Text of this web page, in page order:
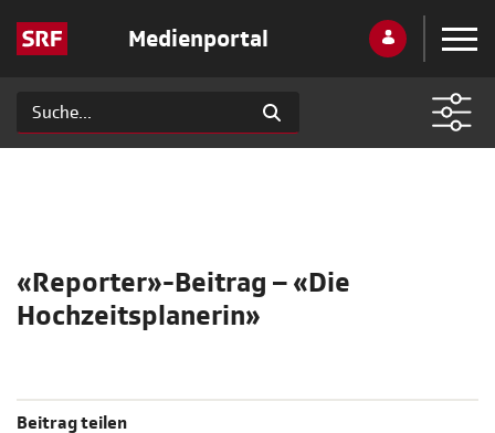
Medienportal
«Reporter»-Beitrag – «Die
Hochzeitsplanerin»
Beitrag teilen